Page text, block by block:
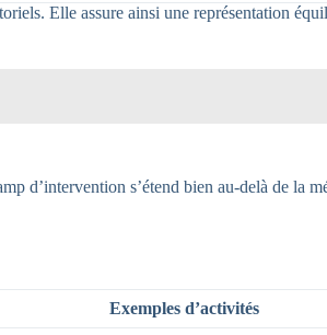
Elle assure ainsi une représentation
d’intervention s’étend bien au-delà de la
Exemples d’activités